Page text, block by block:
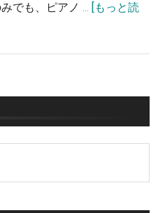
でも、ピアノ … [もっと読